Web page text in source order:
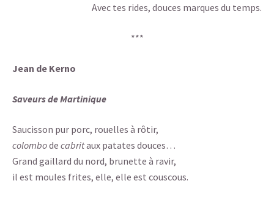
Avec tes rides, douces marques du temps.
***
Jean de Kerno
Saveurs de Martinique
Saucisson pur porc, rouelles à rôtir,
colombode cabritaux patates douces…
Grand gaillard du nord, brunette à ravir,
il est moules frites, elle, elle est couscous.